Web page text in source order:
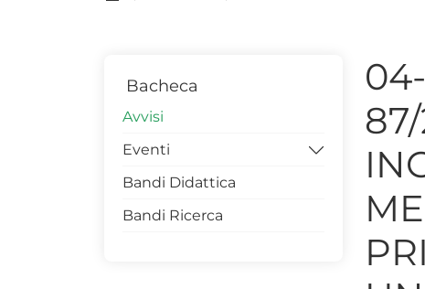
Bacheca
Avvisi
Eventi
Workshop
Convegni
Bandi Didattica
Bandi Ricerca